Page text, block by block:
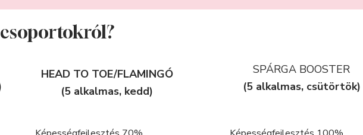
HEAD TO TOE/FLAMINGÓ
(5 alkalmas, kedd)
SPÁRGA BOOSTER
(5 alkalmas, csütörtök)